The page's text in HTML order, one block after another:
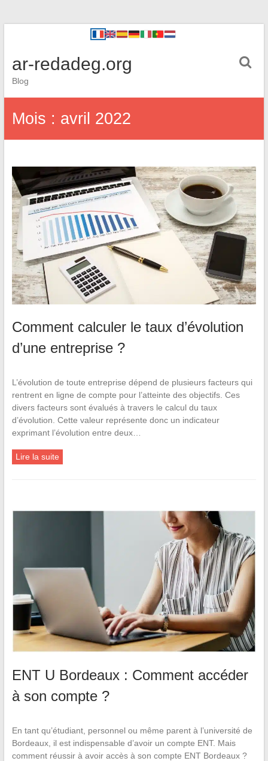
ar-redadeg.org
Blog
Mois : avril 2022
Comment calculer le taux d’évolution
d’une entreprise ?
L’évolution de toute entreprise dépend de plusieurs facteurs qui
rentrent en ligne de compte pour l’atteinte des objectifs. Ces
divers facteurs sont évalués à travers le calcul du taux
d’évolution. Cette valeur représente donc un indicateur
exprimant l’évolution entre deux…
Lire la suite
ENT U Bordeaux : Comment accéder
à son compte ?
En tant qu’étudiant, personnel ou même parent à l’université de
Bordeaux, il est indispensable d’avoir un compte ENT. Mais
comment réussir à avoir accès à son compte ENT Bordeaux ?